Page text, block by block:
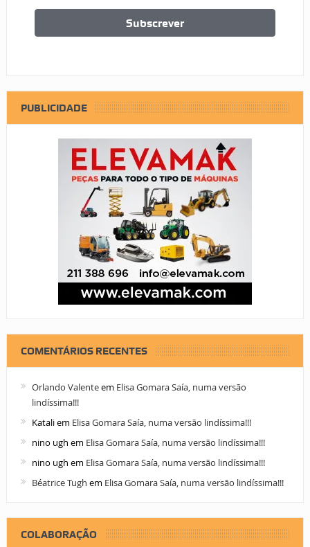
PUBLICIDADE
COMENTÁRIOS RECENTES
Orlando Valenteem Elisa Gomara Saía, numa versão
lindíssima!!!
Kataliem Elisa Gomara Saía, numa versão lindíssima!!!
nino ugh em Elisa Gomara Saía, numa versão lindíssima!!!
nino ugh em Elisa Gomara Saía, numa versão lindíssima!!!
Béatrice Tugh em Elisa Gomara Saía, numa versão lindíssima!!!
COLABORAÇÃO